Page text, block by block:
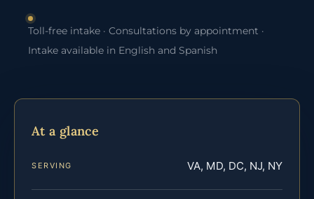
Toll-free intake · Consultations by appointment ·
Intake available in English and Spanish
At a glance
SERVING VA, MD, DC, NJ, NY